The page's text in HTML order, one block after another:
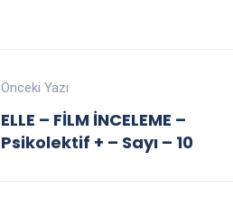
Önceki Yazı
ELLE – FİLM İNCELEME –
Psikolektif + – Sayı – 10